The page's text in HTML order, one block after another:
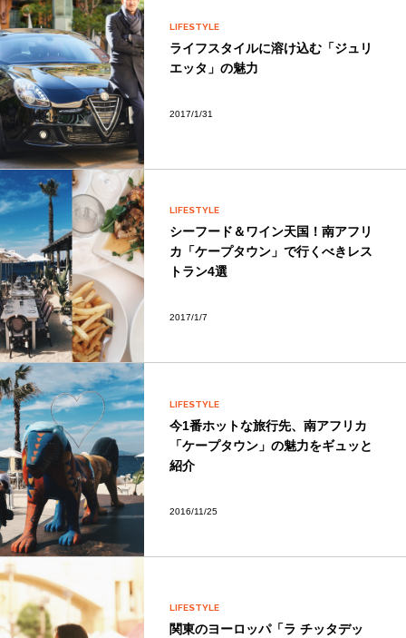
LIFESTYLE
ライフスタイルに溶け込む「ジュリ
エッタ」の魅力
2017/1/31
LIFESTYLE
シーフード＆ワイン天国！南アフリ
カ「ケープタウン」で行くべきレス
トラン4選
2017/1/7
LIFESTYLE
今1番ホットな旅行先、南アフリカ
「ケープタウン」の魅力をギュッと
紹介
2016/11/25
LIFESTYLE
関東のヨーロッパ「ラ チッタデッ